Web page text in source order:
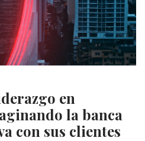
en
la banca
con sus clientes